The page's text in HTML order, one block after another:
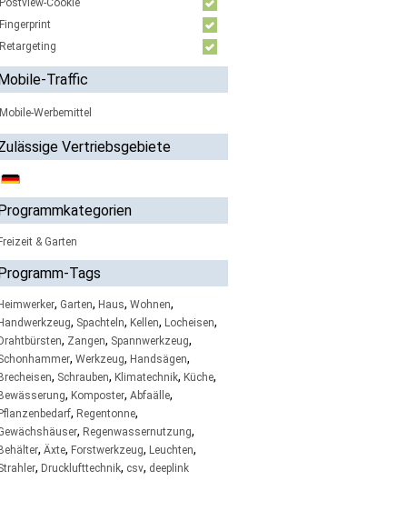
Cookie
Traffic
Werbemittel
Vertriebsgebiete
& Garten
Tags
, Garten, Haus, Wohnen,
, Spachteln, Kellen, Locheisen,
, Zangen, Spannwerkzeug,
, Werkzeug, Handsägen,
, Schrauben, Klimatechnik, Küche,
, Komposter, Abfaälle,
, Regentonne,
, Regenwassernutzung,
, Äxte, Forstwerkzeug, Leuchten,
, Drucklufttechnik, csv, deeplink